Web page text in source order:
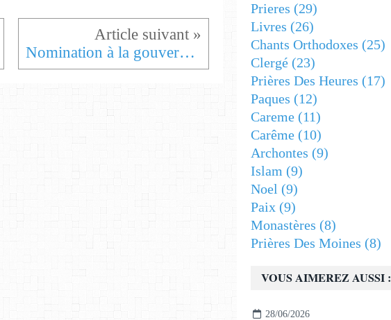
Nomination à la gouvernance du Patriarcat
VOUS AIMEREZ AUSSI :
28/06/2026
Prieres (29)
Livres (26)
Chants Orthodoxes (25)
Clergé (23)
Prières Des Heures (17)
Paques (12)
Careme (11)
Carême (10)
Archontes (9)
Islam (9)
Noel (9)
Paix (9)
Monastères (8)
Prières Des Moines (8)